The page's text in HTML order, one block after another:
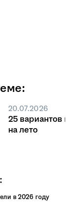
20.07.2026
25 вариантов
на лето
в 2026 году